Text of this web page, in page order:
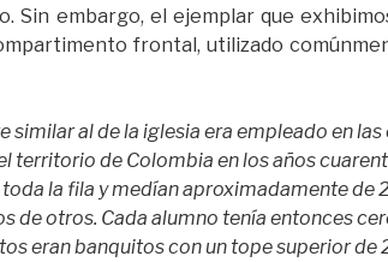
Sin embargo, el ejemplar que
frontal, utilizado
similar al de la iglesia era empleado en las
territorio de Colombia en los años
la fila y medían aproximadamente de
de otros. Cada alumno tenía entonces
eran banquitos con un tope superior de